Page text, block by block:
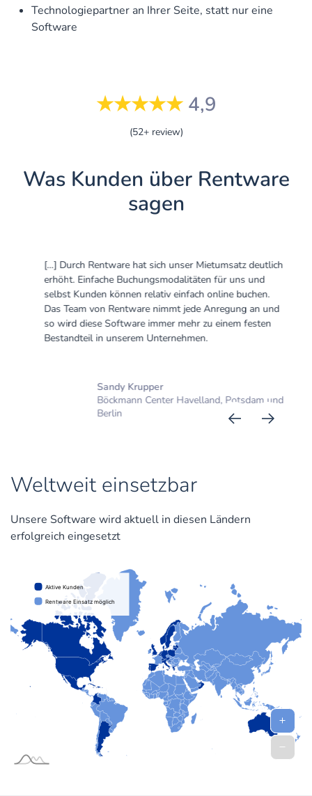
Technologiepartner an Ihrer Seite, statt nur eine
Software
★★★★★4,9
(52+ review)
Was Kunden über Rentware
sagen
Sandy Krupper
Böckmann Center Havelland, Potsdam und
Berlin
[…] Durch Rentware hat sich unser Mietumsatz deutlich
erhöht. Einfache Buchungsmodalitäten für uns und
selbst Kunden können relativ einfach online buchen.
Das Team von Rentware nimmt jede Anregung an und
so wird diese Software immer mehr zu einem festen
Bestandteil in unserem Unternehmen.
Weltweit einsetzbar
Unsere Software wird aktuell in diesen Ländern
erfolgreich eingesetzt